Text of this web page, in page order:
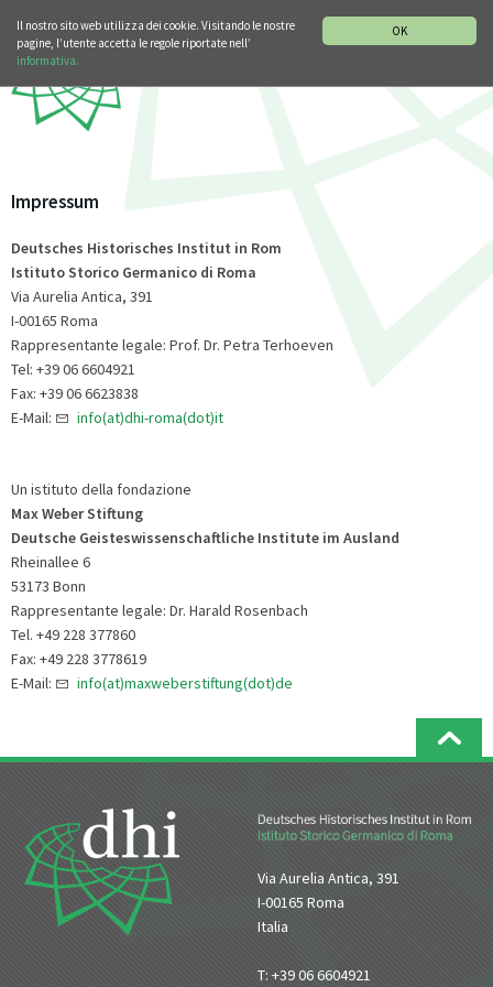
OK
Il nostro sito web utilizza dei cookie. Visitando le nostre
pagine, l’utente accetta le regole riportate nell’
informativa.
Impressum
Deutsches Historisches Institut in Rom
Istituto Storico Germanico di Roma
Via Aurelia Antica, 391
I-00165 Roma
Rappresentante legale: Prof. Dr. Petra Terhoeven
Tel: +39 06 6604921
Fax: +39 06 6623838
E-Mail:
info(at)dhi-roma(dot)it
Un istituto della fondazione
Max Weber Stiftung
Deutsche Geisteswissenschaftliche Institute im Ausland
Rheinallee 6
53173 Bonn
Rappresentante legale: Dr. Harald Rosenbach
Tel. +49 228 377860
Fax: +49 228 3778619
E-Mail:
info(at)maxweberstiftung(dot)de
Via Aurelia Antica, 391
I-00165 Roma
Italia
T: +39 06 6604921